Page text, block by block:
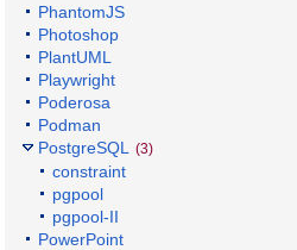
PhantomJS
Photoshop
PlantUML
Playwright
Poderosa
Podman
PostgreSQL
(3)
constraint
pgpool
pgpool-II
PowerPoint